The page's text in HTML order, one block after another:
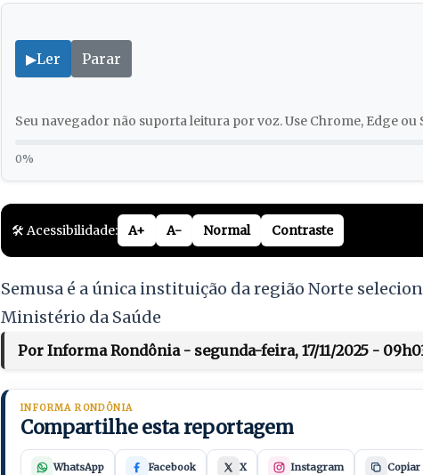
▶Ler Parar
Seu navegador não suporta leitura por voz. Use Chrome, Edge ou
0%
🛠️ Acessibilidade: A+ A- Normal Contraste
Semusa é a única instituição da região Norte
Ministério da Saúde
Por Informa Rondônia - segunda-feira, 17/11/2025 -
INFORMA RONDÔNIA
Compartilhe esta reportagem
WhatsApp Facebook X Instagram Copiar